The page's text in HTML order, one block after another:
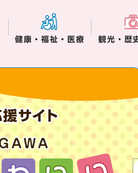
健康・福祉・医療 観光・歴
津川市役所から